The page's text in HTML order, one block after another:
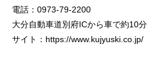
電話：0973-79-2200
大分自動車道別府ICから車で約10分
サイト： https://www.kujyuski.co.jp/